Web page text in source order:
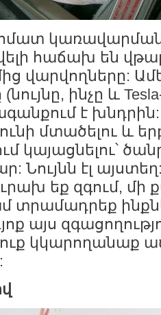
հաճախ են
վարվողները:
ինչը և
է
մտածելու և
կայացնելու՝
Նույնն էլ
եք զգում, մի
տրամադրեք
այս
կկարողանաք